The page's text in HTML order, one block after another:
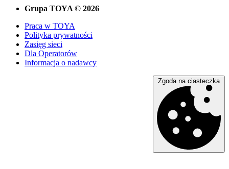
Grupa TOYA © 2026
Praca w TOYA
Polityka prywatności
Zasięg sieci
Dla Operatorów
Informacja o nadawcy
Zgoda na ciasteczka